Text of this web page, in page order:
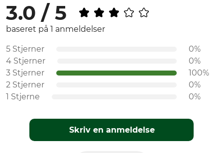
3.0 / 5
baseret på 1 anmeldelser
5 Stjerner
0%
4 Stjerner
0%
3 Stjerner
100%
2 Stjerner
0%
1 Stjerne
0%
Skriv en anmeldelse